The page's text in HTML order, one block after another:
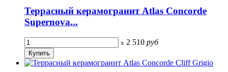
Террасный керамогранит Atlas Concorde
Supernova...
x 2 510 руб